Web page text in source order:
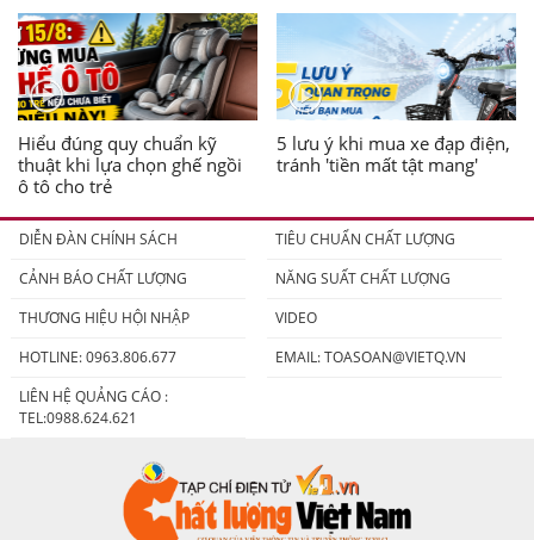
Hiểu đúng quy chuẩn kỹ
thuật khi lựa chọn ghế ngồi
ô tô cho trẻ
5 lưu ý khi mua xe đạp điện,
tránh 'tiền mất tật mang'
DIỄN ĐÀN CHÍNH SÁCH
TIÊU CHUẨN CHẤT LƯỢNG
CẢNH BÁO CHẤT LƯỢNG
NĂNG SUẤT CHẤT LƯỢNG
THƯƠNG HIỆU HỘI NHẬP
VIDEO
HOTLINE: 0963.806.677
EMAIL:TOASOAN@VIETQ.VN
LIÊN HỆ QUẢNG CÁO :
TEL:0988.624.621